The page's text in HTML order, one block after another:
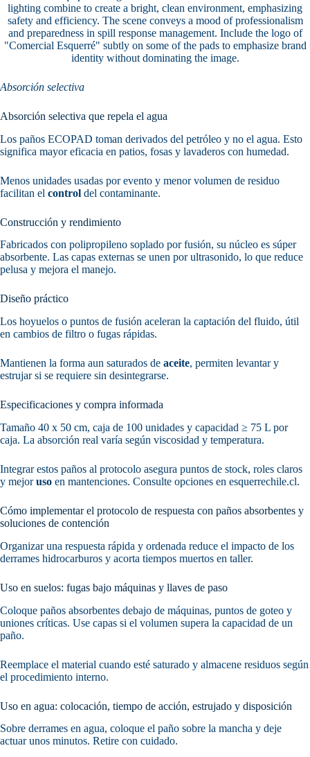
Absorción selectiva
Absorción selectiva que repela el agua
Los paños ECOPAD toman derivados del petróleo y no el agua. Esto
significa mayor eficacia en patios, fosas y lavaderos con humedad.
Menos unidades usadas por evento y menor volumen de residuo
facilitan el control del contaminante.
Construcción y rendimiento
Fabricados con polipropileno soplado por fusión, su núcleo es súper
absorbente. Las capas externas se unen por ultrasonido, lo que reduce
pelusa y mejora el manejo.
Diseño práctico
Los hoyuelos o puntos de fusión aceleran la captación del fluido, útil
en cambios de filtro o fugas rápidas.
Mantienen la forma aun saturados de aceite, permiten levantar y
estrujar si se requiere sin desintegrarse.
Especificaciones y compra informada
Tamaño 40 x 50 cm, caja de 100 unidades y capacidad ≥ 75 L por
caja. La absorción real varía según viscosidad y temperatura.
Integrar estos paños al protocolo asegura puntos de stock, roles claros
y mejoruso en mantenciones. Consulte opciones en esquerrechile.cl.
Cómo implementar el protocolo de respuesta con paños absorbentes y
soluciones de contención
Organizar una respuesta rápida y ordenada reduce el impacto de los
derrames hidrocarburos y acorta tiempos muertos en taller.
Uso en suelos: fugas bajo máquinas y llaves de paso
Coloque paños absorbentes debajo de máquinas, puntos de goteo y
uniones críticas. Use capas si el volumen supera la capacidad de un
paño.
Reemplace el material cuando esté saturado y almacene residuos según
el procedimiento interno.
Uso en agua: colocación, tiempo de acción, estrujado y disposición
Sobre derrames en agua, coloque el paño sobre la mancha y deje
actuar unos minutos. Retire con cuidado.